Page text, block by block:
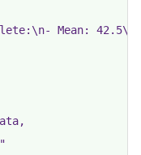
Mean: